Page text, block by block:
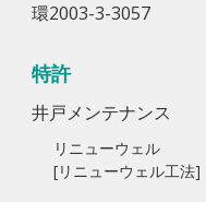
環2003-3-3057
特許
井戸メンテナンス
リニューウェル
[リニューウェル工法]